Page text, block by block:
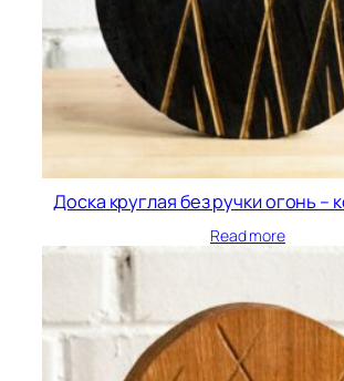
Доска круглая без ручки огонь –
Read more